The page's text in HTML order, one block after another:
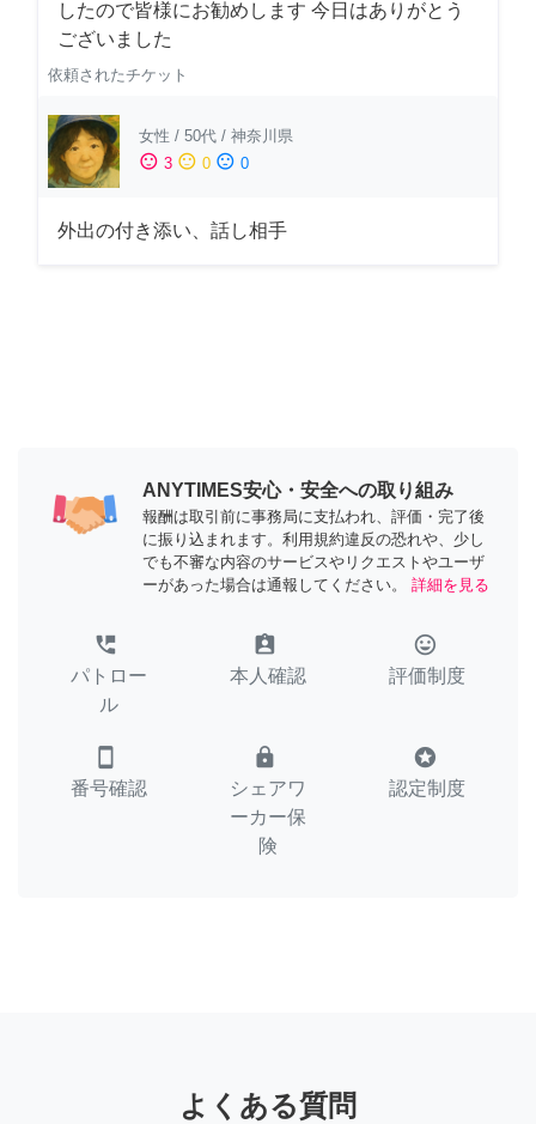
したので皆様にお勧めします 今日はありがとう
ございました
依頼されたチケット
女性 / 50代 / 神奈川県
sentiment_satisfied 3 sentiment_neutral 0 sentiment_dissatisfied 0
外出の付き添い、話し相手
ANYTIMES安心・安全への取り組み
報酬は取引前に事務局に支払われ、評価・完了後
に振り込まれます。利用規約違反の恐れや、少し
でも不審な内容のサービスやリクエストやユーザ
ーがあった場合は通報してください。
詳細を見る
perm_phone_msg
パトロー
ル
assignment_ind
本人確認
tag_faces
評価制度
smartphone
番号確認
lock
シェアワ
ーカー保
険
stars
認定制度
よくある質問